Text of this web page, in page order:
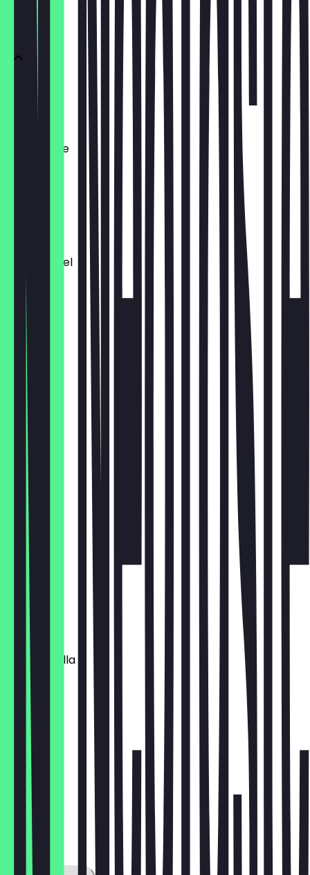
Eissorten
Zitrone
Schokolade
Blauer Engel
€ 1,60
Vanille
€ 1,60
Erdbeer
€ 1,60
Pistazie
€ 2,00
Cookies
€ 1,60
Haselnuss
€ 1,60
Raffaello
€ 1,60
Stracciatella
€ 1,60